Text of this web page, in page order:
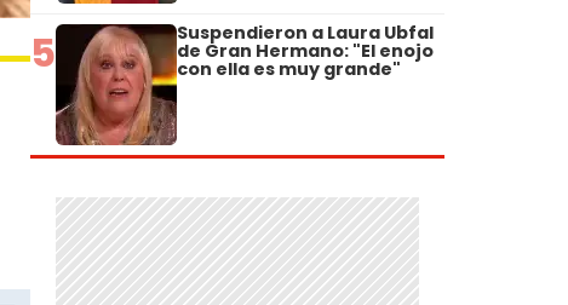
5 Suspendieron a Laura Ubfal
de Gran Hermano: "El enojo
con ella es muy grande"